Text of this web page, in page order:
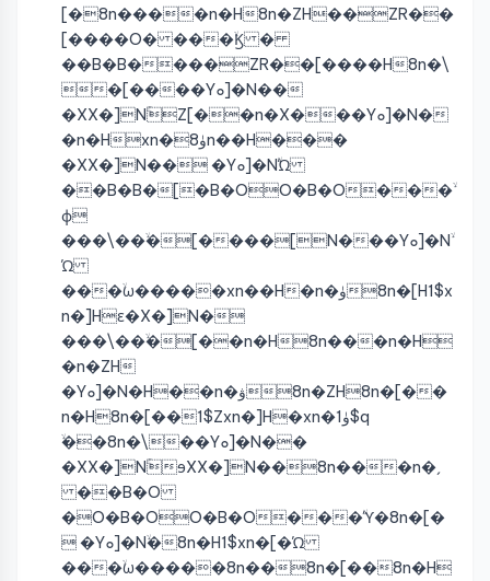
[�8n����n�H8n�ZH��ZR��
[����O� ���ۙϏ �
��B�B����ZR��[����H8n�\
�[����Yܘ]�N��
�XX�]NۚZ[��n�X���Yܘ]�N�
�n�Hxn�ۈ8n��H���
�XX�]N�� �Yܘ]�NۙΏ
��B�B�[�B�OO�B�O���ۙ
ϕ
���\��ۙ�[����[N���Yܘ]�Nۙ
Ώ
���ۙω�����xn��H�n�ۈ8n�[H1$x
n�]Hɛ�X�]N�
���\��ۙ�[��n�H8n���n�H
�n�ZH
�Yܘ]�N�H��n�ۋ8n�ZH8n�[��
n�H8n�[��1$Zxn�]H�xn�ۈ1$q
ۙ��8n�\��Yܘ]�N��
�XX�]NۚɘXX�]N��8n���n�ˏ
��B�O
�O�B�OO�B�O���ۙϓ�8n�[�
 �Yܘ]�Nۙ�8n�H1$xn�[�Ώ
���ۙω�����8n��8n�[��8n�H